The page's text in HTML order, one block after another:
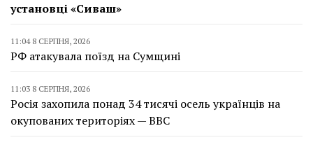
установці «Сиваш»
11:04 8 СЕРПНЯ, 2026
РФ атакувала поїзд на Сумщині
11:03 8 СЕРПНЯ, 2026
Росія захопила понад 34 тисячі осель українців на
окупованих територіях — BBC